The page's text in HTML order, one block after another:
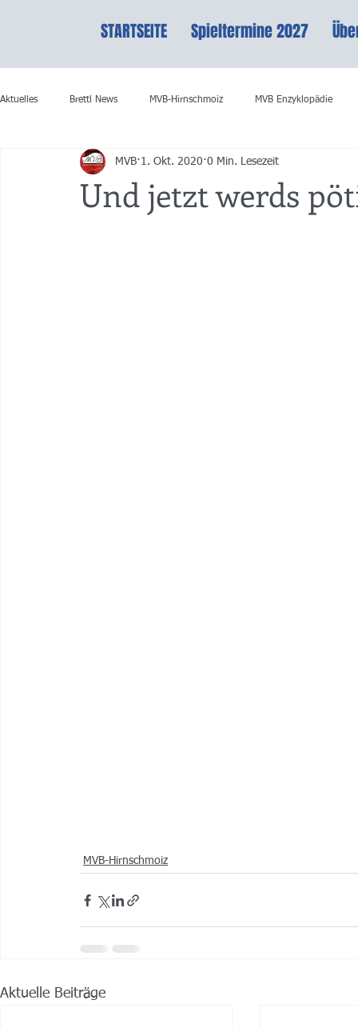
STARTSEITE Spieltermine 2027
Aktuelles Brettl News MVB-Hirnschmoiz MVB Enzyklopädie
Und jetzt werds
MVB 1. Okt. 2020 0 Min. Lesezeit
MVB-Hirnschmoiz
Aktuelle Beiträge